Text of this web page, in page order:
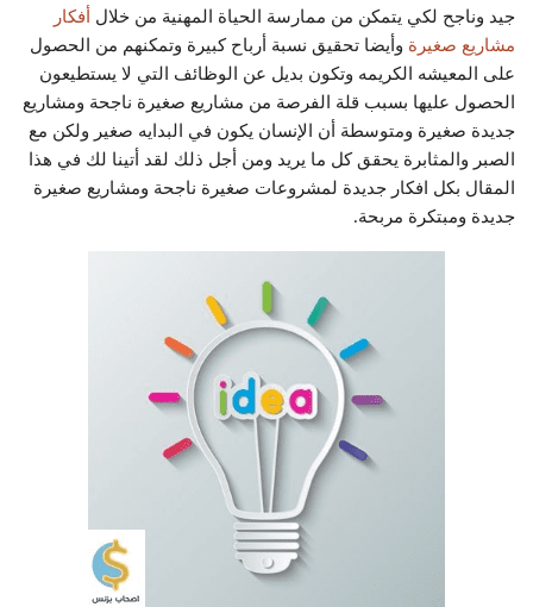
جيد وناجح لكي يتمكن من ممارسة الحياة المهنية من خلال
أفكار
مشاريع صغيرة وأيضا تحقيق نسبة أرباح كبيرة وتمكنهم من الحصول
على المعيشه الكريمه وتكون بديل عن الوظائف التي لا يستطيعون
الحصول عليها بسبب قلة الفرصة من مشاريع صغيرة ناجحة ومشاريع
جديدة صغيرة ومتوسطة أن الإنسان يكون في البدايه صغير ولكن مع
الصبر والمثابرة يحقق كل ما يريد ومن أجل ذلك لقد أتينا لك في هذا
المقال بكل افكار جديدة لمشروعات صغيرة ناجحة ومشاريع صغيرة
جديدة ومبتكرة مربحة.